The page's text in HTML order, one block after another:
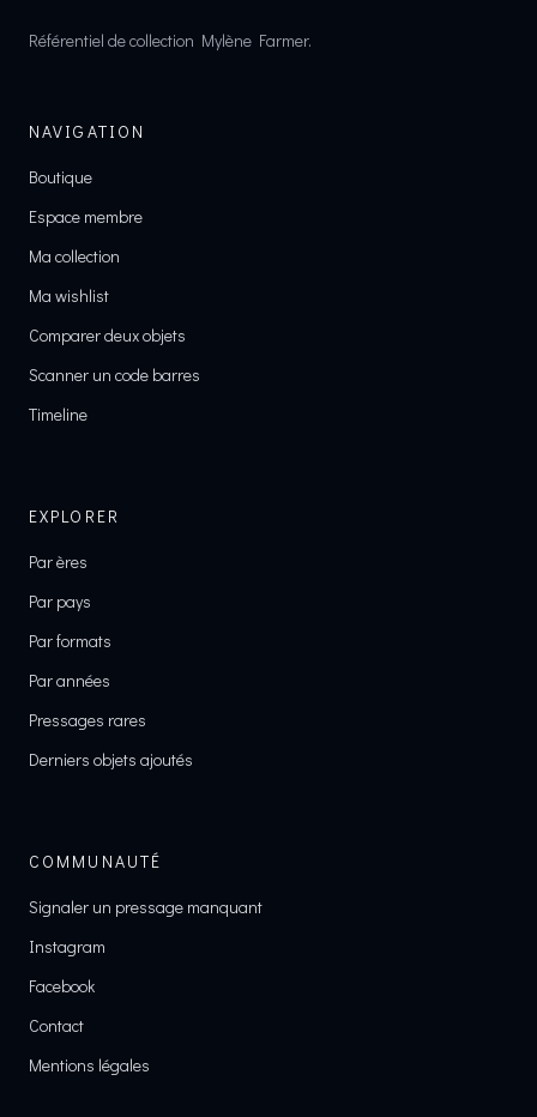
Référentiel de collection Mylène Farmer.
NAVIGATION
Boutique
Espace membre
Ma collection
Ma wishlist
Comparer deux objets
Scanner un code barres
Timeline
EXPLORER
Par ères
Par pays
Par formats
Par années
Pressages rares
Derniers objets ajoutés
COMMUNAUTÉ
Signaler un pressage manquant
Instagram
Facebook
Contact
Mentions légales